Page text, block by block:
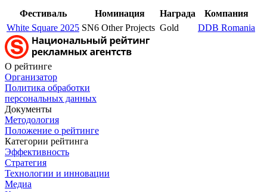
Фестиваль Номинация Награда
Компания
White Square 2025 SN6 Other Projects Gold DDB Romania
О рейтинге
Организатор
Политика обработки
персональных данных
Документы
Методология
Положение о рейтинге
Категории рейтинга
Эффективность
Стратегия
Технологии и инновации
Медиа